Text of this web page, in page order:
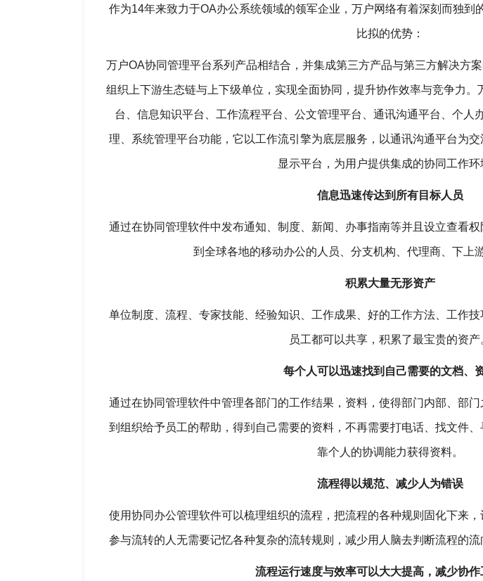
作为14年来致力于OA办公系统领域的领军企业，万户网络有着深刻而独到
比拟的优势：
万户OA协同管理平台系列产品相结合，并集成第三方产品与第三方解决方
组织上下游生态链与上下级单位，实现全面协同，提升协作效率与竞争力
台、信息知识平台、工作流程平台、公文管理平台、通讯沟通平台、个人
理、系统管理平台功能，它以工作流引擎为底层服务，以通讯沟通平台为
显示平台，为用户提供集成的协同工作环
信息迅速传达到所有目标人员
通过在协同管理软件中发布通知、制度、新闻、办事指南等并且设立查看
到全球各地的移动办公的人员、分支机构、代理商、下上
积累大量无形资产
单位制度、流程、专家技能、经验知识、工作成果、好的工作方法、工作
员工都可以共享，积累了最宝贵的资产
每个人可以迅速找到自己需要的文档、
通过在协同管理软件中管理各部门的工作结果，资料，使得部门内部、部
到组织给予员工的帮助，得到自己需要的资料，不再需要打电话、找文件
靠个人的协调能力获得资料。
流程得以规范、减少人为错误
使用协同办公管理软件可以梳理组织的流程，把流程的各种规则固化下来
参与流转的人无需要记忆各种复杂的流转规则，减少用人脑去判断流程的流
流程运行速度与效率可以大大提高，减少协作